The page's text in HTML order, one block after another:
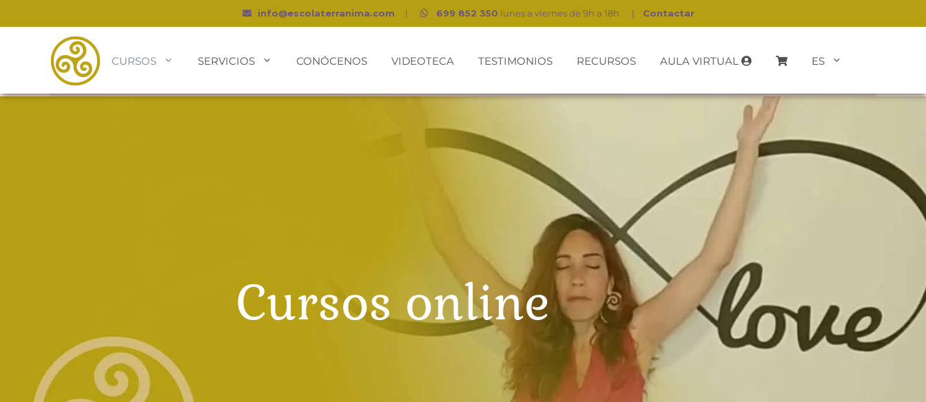
info@escolaterranima.com | 699 852 350 lunes a viernes de 9h a 18h | Contactar
CURSOS SERVICIOS CONÓCENOS VIDEOTECA TESTIMONIOS RECURSOS AULA VIRTUAL ES
Cursos online